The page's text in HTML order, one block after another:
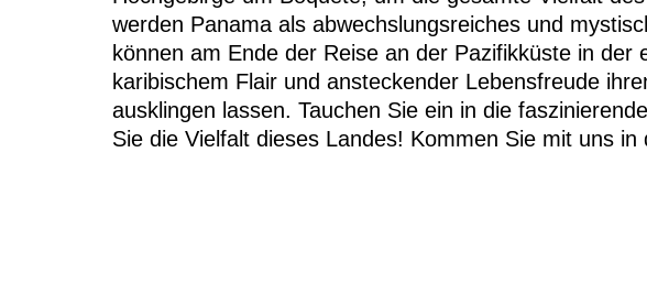
werden Panama als abwechslungsreiches und
können am Ende der Reise an der Pazifikküste in der
karibischem Flair und ansteckender Lebensfreude
ausklingen lassen. Tauchen Sie ein in die
Sie die Vielfalt dieses Landes! Kommen Sie mit uns